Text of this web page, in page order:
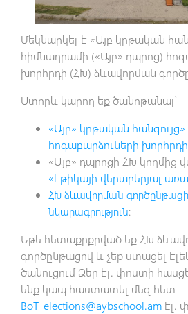
Մեկնարկել է «Այբ կրթական
հիմնադրամի («Այբ» դպրոց)
խորհրդի (ՀԽ) ձևավորման
Ստորև կարող եք ծանոթանալ՝
«Այբ» կրթական
հոգաբարձուների
«Այբ» դպրոցի ՀԽ կողմից
«էթիկայի վերաբերյալ
ՀԽ ձևավորման
նկարագրություն:
Եթե հետաքրքրված եք ՀԽ
գործընթացով և չեք ստացել
ծանուցում Ձեր էլ. փոստի
ենք կապ հաստատել մեզ հետ
BoT_elections@aybschool.am էլ.